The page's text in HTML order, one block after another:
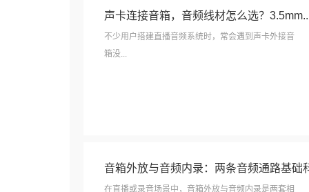
声卡连接音箱，音频线材怎么选？
不少用户搭建直播音频系统时，常会遇到声卡外接音
箱没...
音箱外放与音频内录：两条音频通路基础
在直播或录音场景中，音箱外放与音频内录是两套相